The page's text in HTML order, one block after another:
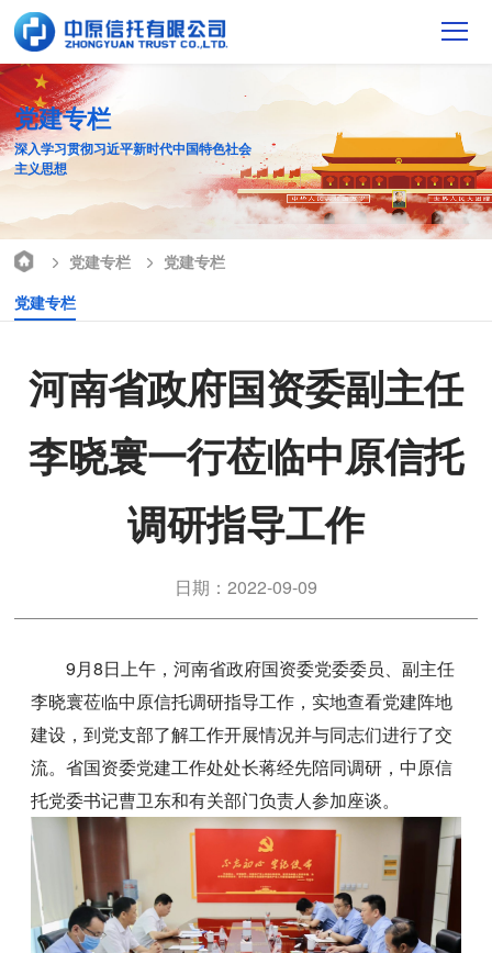
党建专栏
深入学习贯彻习近平新时代中国特色社会
主义思想
党建专栏
党建专栏
党建专栏
河南省政府国资委副主任
李晓寰一行莅临中原信托
调研指导工作
日期：2022-09-09
9月8日上午，河南省政府国资委党委委员、副主任
李晓寰莅临中原信托调研指导工作，实地查看党建阵地
建设，到党支部了解工作开展情况并与同志们进行了交
流。省国资委党建工作处处长蒋经先陪同调研，中原信
托党委书记曹卫东和有关部门负责人参加座谈。